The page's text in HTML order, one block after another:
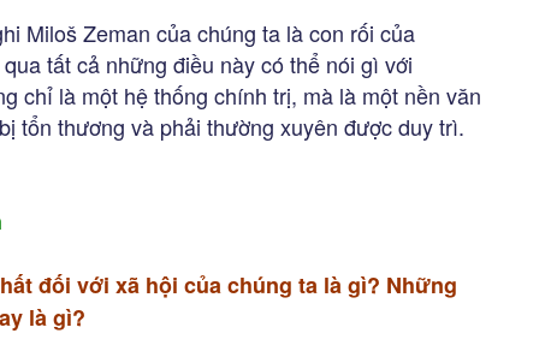
Miloš Zeman của chúng ta là con rối của
tất cả những điều này có thể nói gì với
chỉ là một hệ thống chính trị, mà là một nền văn
tổn thương và phải thường xuyên được duy trì.
đối với xã hội của chúng ta là gì? Những
là gì?